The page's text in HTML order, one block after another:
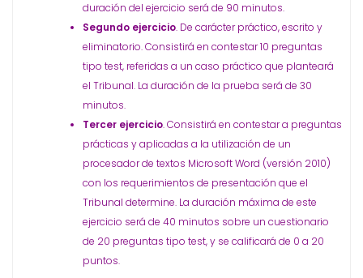
duración del ejercicio será de 90 minutos.
Segundo ejercicio. De carácter práctico, escrito y
eliminatorio. Consistirá en contestar 10 preguntas
tipo test, referidas a un caso práctico que planteará
el Tribunal. La duración de la prueba será de 30
minutos.
Tercer ejercicio. Consistirá en contestar a preguntas
prácticas y aplicadas a la utilización de un
procesador de textos Microsoft Word (versión 2010)
con los requerimientos de presentación que el
Tribunal determine. La duración máxima de este
ejercicio será de 40 minutos sobre un cuestionario
de 20 preguntas tipo test, y se calificará de 0 a 20
puntos.